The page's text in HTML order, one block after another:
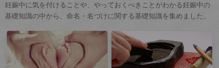
妊娠中に気を付けることや、やっておくべきことがわかる妊娠中の
基礎知識の中から、命名・名づけに関する基礎知識を集めました。